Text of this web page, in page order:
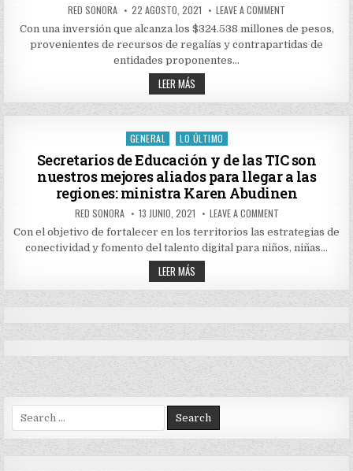
AUTHOR:
RED SONORA PUBLISHED
DATE:
22 AGOSTO, 2021 LEAVE A COMMENT
MÁS
DE
$324
ECONÓMICA
DE
Con una inversión que alcanza los $324.538 millones de pesos,
provenientes de recursos de regalías y contrapartidas de
entidades proponentes…
LEER MÁSCON
MÁS
DE
$324
MILLONES,
MINCIENCIAS
IMPULSARÁ
REACTIVACIÓN
ECONÓMICA
DE
LAS
REGIONES
Posted
GENERAL LO ÚLTIMO
Secretarios de Educación y de las TIC son
nuestros mejores aliados para llegar a las
regiones: ministra Karen Abudinen
AUTHOR:
RED SONORA PUBLISHED
DATE:
13 JUNIO, 2021 LEAVE A COMMENTON
DE
EDUCACIÓN
Y
SON
MEJORES
PARA
Con el objetivo de fortalecer en los territorios las estrategias de
conectividad y fomento del talento digital para niños, niñas…
LEER MÁSSECRETARIOS
DE
EDUCACIÓN
SON
LLEGAR
A
LAS
REGIONES:
MINISTRA
ABUDINEN
Search
for: